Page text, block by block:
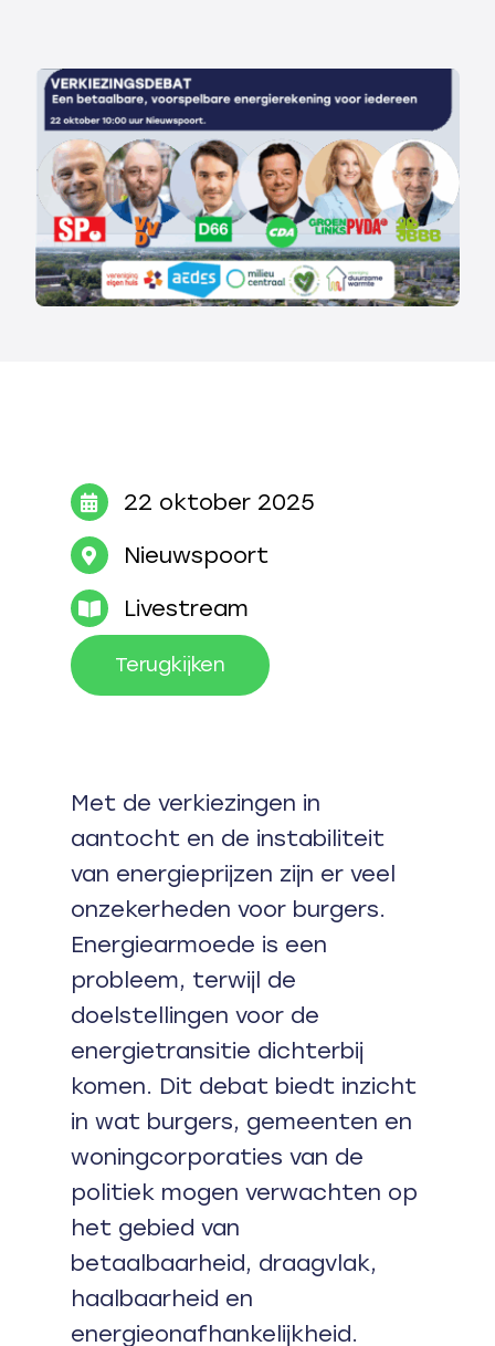
22 oktober 2025
Nieuwspoort
Livestream
Terugkijken
Met de verkiezingen in
aantocht en de instabiliteit
van energieprijzen zijn er veel
onzekerheden voor burgers.
Energiearmoede is een
probleem, terwijl de
doelstellingen voor de
energietransitie dichterbij
komen. Dit debat biedt inzicht
in wat burgers, gemeenten en
woningcorporaties van de
politiek mogen verwachten op
het gebied van
betaalbaarheid, draagvlak,
haalbaarheid en
energieonafhankelijkheid.